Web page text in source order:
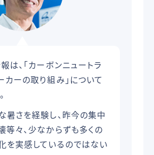
は、「カーボンニュートラ
ーの取り組み」について
暑さを経験し、昨今の集中
々、少なからずも多くの
を実感しているのではない